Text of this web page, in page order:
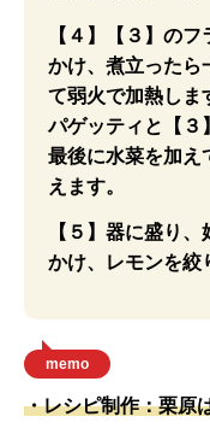
【４】【３】の
かけ、煮立ったら
て弱火で加熱しま
パゲッティと【３
最後に水菜を加え
えます。
【５】器に盛り
かけ、レモンを絞
memo
・レシピ制作：栗原